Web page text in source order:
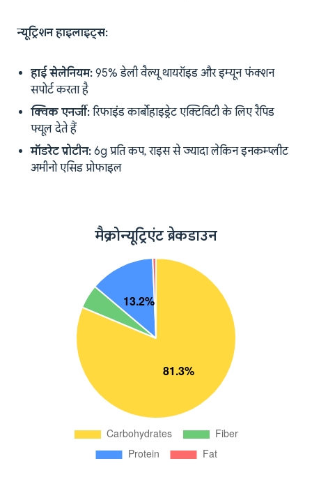
न्यूट्रिशन हाइलाइट्स:
हाई सेलेनियम: 95% डेली वैल्यू थायरॉइड और इम्यून फंक्शन
सपोर्ट करता है
क्विक एनर्जी: रिफाइंड कार्बोहाइड्रेट एक्टिविटी के लिए रैपिड
फ्यूल देते हैं
मॉडरेट प्रोटीन: 6g प्रति कप, राइस से ज्यादा लेकिन इनकम्प्लीट
अमीनो एसिड प्रोफाइल
मैक्रोन्यूट्रिएंट ब्रेकडाउन